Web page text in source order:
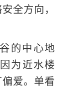
全方向，
的中心地
为近水楼
爱。单看